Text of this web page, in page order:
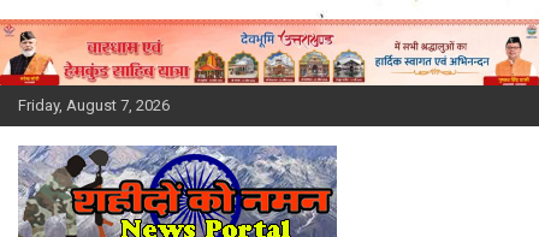
Skip
to
content
Friday, August 7, 2026